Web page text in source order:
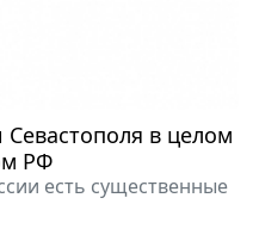
в целом
РФ
есть существенные